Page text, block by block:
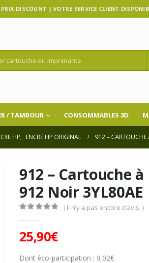
DISCOUNT | VOTRE SERVICE CLIENT
/ TAMBOUR CONSOMMABLES 3D
HP, ENCRE HP ORIGINAL 912 – CARTOUCHE
912 – Cartouche
912 Noir 3YL80AE
( Il n’y a pas encore d’avis. )
25,90€
Dont éco-participation : 0,02€